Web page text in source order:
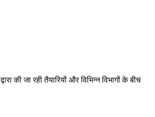
जा रही तैयारियों और विभिन्न विभागों के बीच